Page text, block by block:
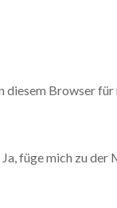
Browser
Ja, füge mich zu der